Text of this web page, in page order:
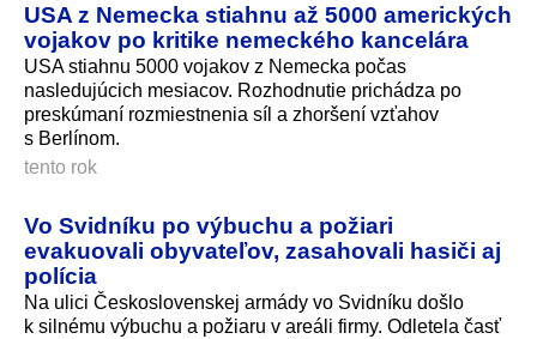
USA z Nemecka stiahnu až 5000 amerických
vojakov po kritike nemeckého kancelára
USA stiahnu 5000 vojakov z Nemecka počas
nasledujúcich mesiacov. Rozhodnutie prichádza po
preskúmaní rozmiestnenia síl a zhoršení vzťahov
s Berlínom.
tento rok
Vo Svidníku po výbuchu a požiari
evakuovali obyvateľov, zasahovali hasiči aj
polícia
Na ulici Československej armády vo Svidníku došlo
k silnému výbuchu a požiaru v areáli firmy. Odletela časť